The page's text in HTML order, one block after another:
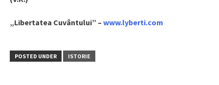
„Libertatea Cuvântului” – www.lyberti.com
POSTED UNDER ISTORIE